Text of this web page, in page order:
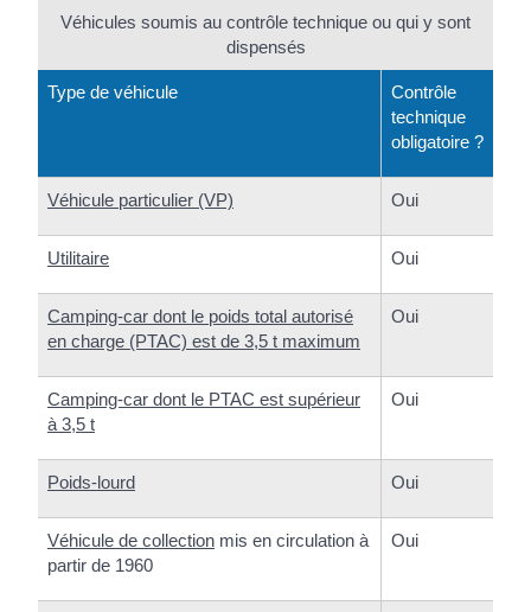
Véhicules soumis au contrôle technique ou qui y sont
dispensés
Type de véhicule
Contrôle
technique
obligatoire ?
Véhicule particulier (VP) Oui
Utilitaire Oui
Camping-car dont le poids total autorisé
en charge (PTAC) est de 3,5 t maximum
Oui
Camping-car dont le PTAC est supérieur
à 3,5 t
Oui
Poids-lourd Oui
Véhicule de collection mis en circulation à
partir de 1960
Oui